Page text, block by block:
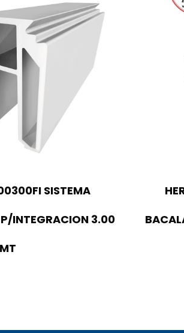
SISTEMA
INTEGRACION 3.00
MT